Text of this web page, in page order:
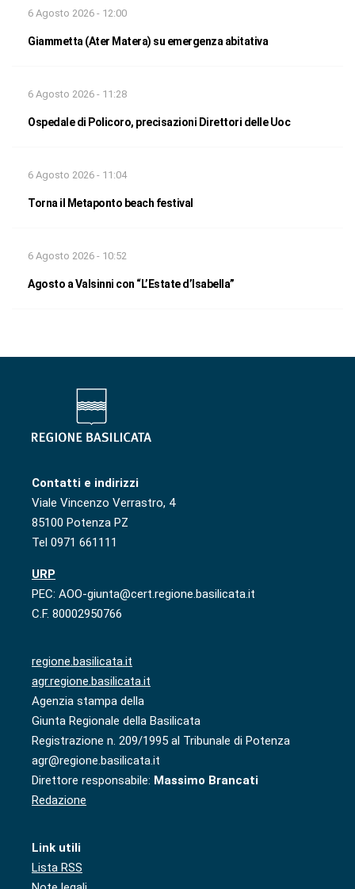
6 Agosto 2026 - 12:00
Giammetta (Ater Matera) su emergenza abitativa
6 Agosto 2026 - 11:28
Ospedale di Policoro, precisazioni Direttori delle Uoc
6 Agosto 2026 - 11:04
Torna il Metaponto beach festival
6 Agosto 2026 - 10:52
Agosto a Valsinni con “L’Estate d’Isabella”
Contatti e indirizzi
Viale Vincenzo Verrastro, 4
85100 Potenza PZ
Tel 0971 661111
URP
PEC: AOO-giunta@cert.regione.basilicata.it
C.F. 80002950766
regione.basilicata.it
agr.regione.basilicata.it
Agenzia stampa della
Giunta Regionale della Basilicata
Registrazione n. 209/1995 al Tribunale di Potenza
agr@regione.basilicata.it
Direttore responsabile: Massimo Brancati
Redazione
Link utili
Lista RSS